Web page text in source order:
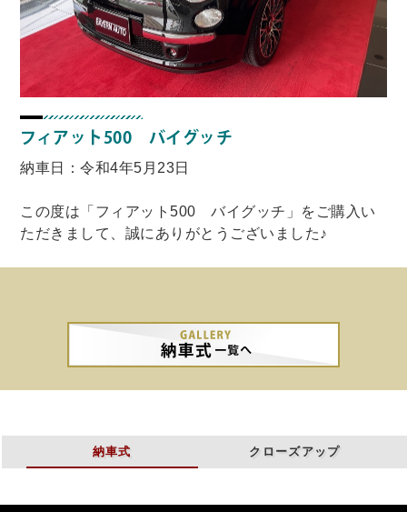
フィアット500 バイグッチ
納車日：令和4年5月23日
この度は「フィアット500 バイグッチ」をご購入い
ただきまして、誠にありがとうございました♪
納車式 クローズアップ